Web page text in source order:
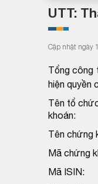
UTT:
Cập nhật ngày
Tổng công
hiện quyền
Tên tổ
khoán:
Tên chứng
Mã chứng
Mã ISIN: